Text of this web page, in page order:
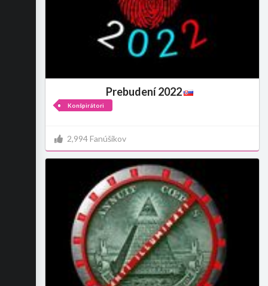
Prebudení 2022
Konšpirátori
2,994 Fanúšikov